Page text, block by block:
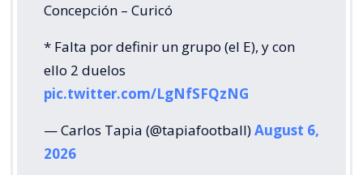
Concepción – Curicó
* Falta por definir un grupo (el E), y con
ello 2 duelos
pic.twitter.com/LgNfSFQzNG
— Carlos Tapia (@tapiafootball)August 6,
2026